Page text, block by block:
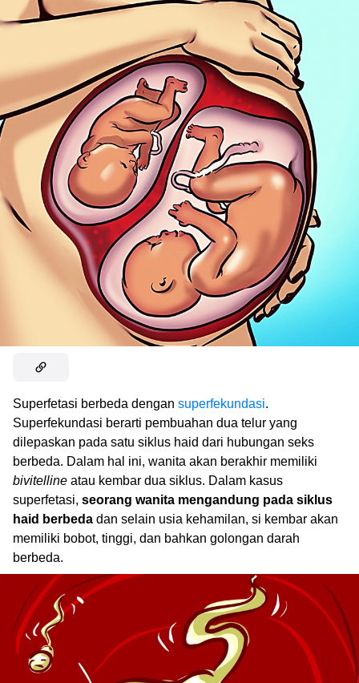
Superfetasi berbeda dengan superfekundasi.
Superfekundasi berarti pembuahan dua telur yang
dilepaskan pada satu siklus haid dari hubungan seks
berbeda. Dalam hal ini, wanita akan berakhir memiliki
bivitelline atau kembar dua siklus. Dalam kasus
superfetasi, seorang wanita mengandung pada siklus
haid berbeda dan selain usia kehamilan, si kembar akan
memiliki bobot, tinggi, dan bahkan golongan darah
berbeda.